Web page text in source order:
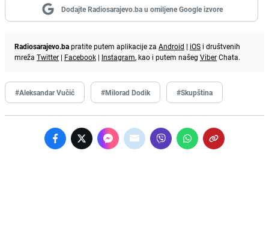
Dodajte Radiosarajevo.ba u omiljene Google izvore
Radiosarajevo.bapratite putem aplikacije za Android | iOS i društvenih
mreža Twitter | Facebook | Instagram, kao i putem našeg ViberChata.
#Aleksandar Vučić #Milorad Dodik #Skupština